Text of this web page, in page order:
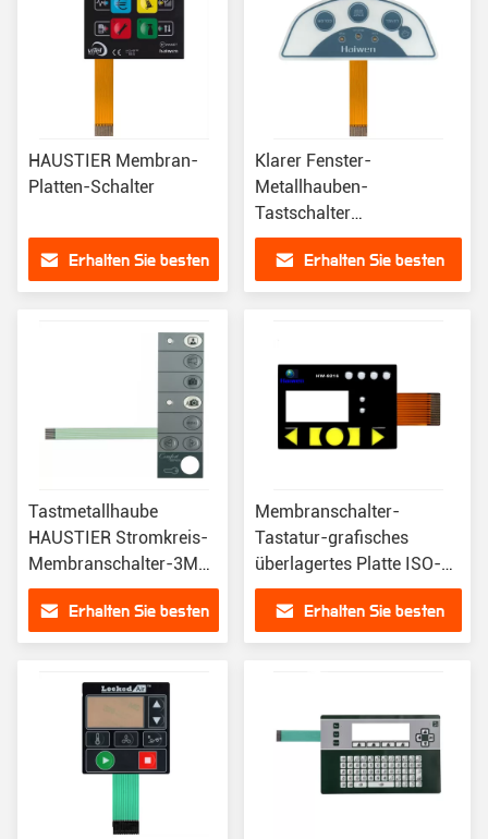
HAUSTIER Membran-
Platten-Schalter
Erhalten Sie besten
Klarer Fenster-
Metallhauben-
Tastschalter
kundengebundene
Entwurfs-Membran-
Schlüssel-Auflage
Erhalten Sie besten
Tastmetallhaube
HAUSTIER Stromkreis-
Membranschalter-3M
Adhesive ISO-Zertifikat
Erhalten Sie besten
Membranschalter-
Tastatur-grafisches
überlagertes Platte ISO-
Zertifikat LCD FPC
Erhalten Sie besten